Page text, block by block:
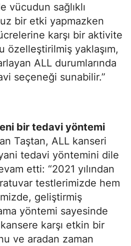
vücudun sağlıklı
bir etki yapmazken
karşı bir aktivite
özelleştirilmiş yaklaşım,
ALL durumlarında
seçeneği sunabilir.”
bir tedavi yöntemi
Taştan, ALL kanseri
tedavi yöntemini dile
etti: “2021 yılından
testlerimizde hem
geliştirmiş
yöntemi sayesinde
karşı etkin bir
ve aradan zaman